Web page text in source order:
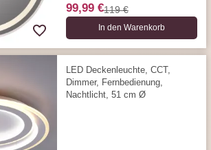
99,99 €119 €
In den Warenkorb
LED Deckenleuchte, CCT,
Dimmer, Fernbedienung,
Nachtlicht, 51 cm Ø